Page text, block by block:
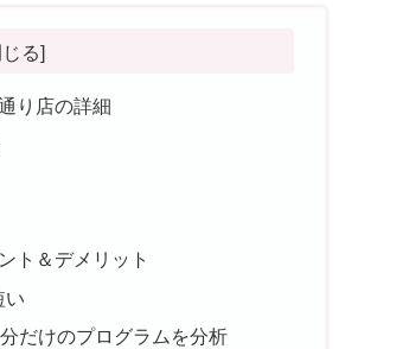
り店の詳細
ト＆デメリット
い
だけのプログラムを分析